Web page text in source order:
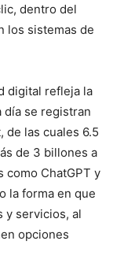
dentro del
los sistemas de
digital refleja la
día se registran
de las cuales 6.5
de 3 billones a
como ChatGPT y
la forma en que
y servicios, al
opciones